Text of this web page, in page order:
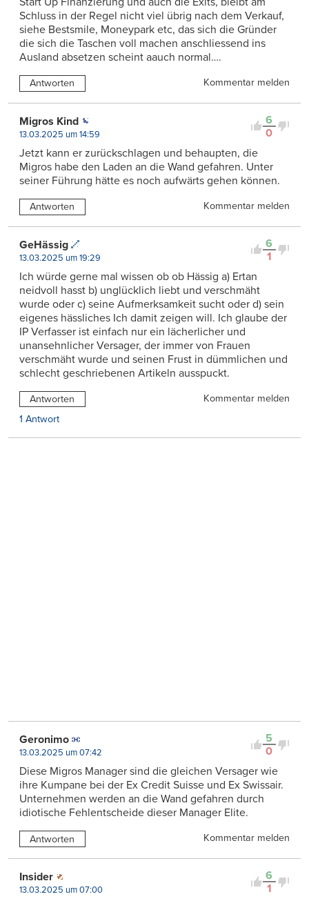
Schluss in der Regel nicht viel übrig nach dem Verkauf,
siehe Bestsmile, Moneypark etc, das sich die Gründer
die sich die Taschen voll machen anschliessend ins
Ausland absetzen scheint aauch normal….
Antworten Kommentar melden
6
0
Migros Kind
13.03.2025 um 14:59
Jetzt kann er zurückschlagen und behaupten, die
Migros habe den Laden an die Wand gefahren. Unter
seiner Führung hätte es noch aufwärts gehen können.
Antworten Kommentar melden
6
1
GeHässig
13.03.2025 um 19:29
Ich würde gerne mal wissen ob ob Hässig a) Ertan
neidvoll hasst b) unglücklich liebt und verschmäht
wurde oder c) seine Aufmerksamkeit sucht oder d) sein
eigenes hässliches Ich damit zeigen will. Ich glaube der
IP Verfasser ist einfach nur ein lächerlicher und
unansehnlicher Versager, der immer von Frauen
verschmäht wurde und seinen Frust in dümmlichen und
schlecht geschriebenen Artikeln ausspuckt.
Antworten
Kommentar melden
1 Antwort
5
0
Geronimo
13.03.2025 um 07:42
Diese Migros Manager sind die gleichen Versager wie
ihre Kumpane bei der Ex Credit Suisse und Ex Swissair.
Unternehmen werden an die Wand gefahren durch
idiotische Fehlentscheide dieser Manager Elite.
Antworten Kommentar melden
6
1
Insider
13.03.2025 um 07:00